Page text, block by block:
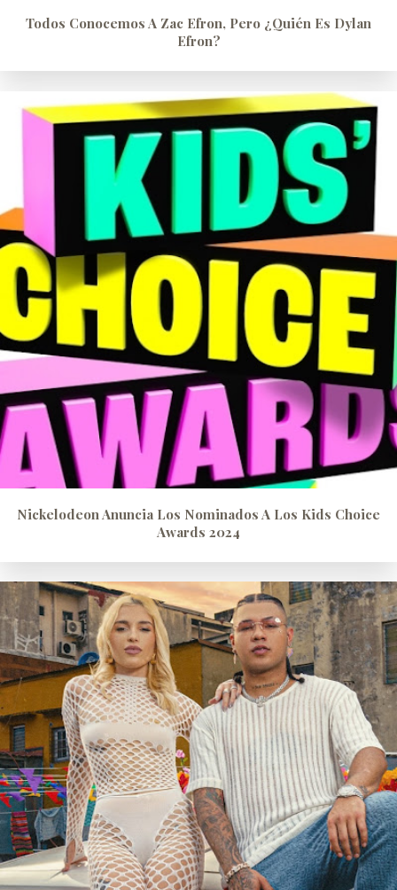
Todos Conocemos A Zac Efron, Pero ¿quién Es Dylan
Efron?
Nickelodeon Anuncia Los Nominados A Los Kids Choice
Awards 2024